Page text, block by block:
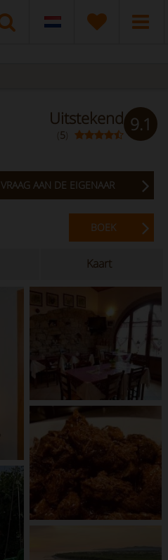
Uitstekend
( 5) 9.1
VRAAG AAN DE EIGENAAR
BOEK
Kaart